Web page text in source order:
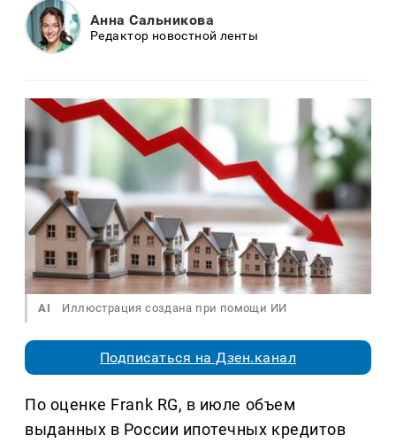
Анна Сальникова
Редактор новостной ленты
AI Иллюстрация создана при помощи ИИ
Подписаться на Дзен.канал
По оценке Frank RG, в июле объем
выданных в России ипотечных кредитов